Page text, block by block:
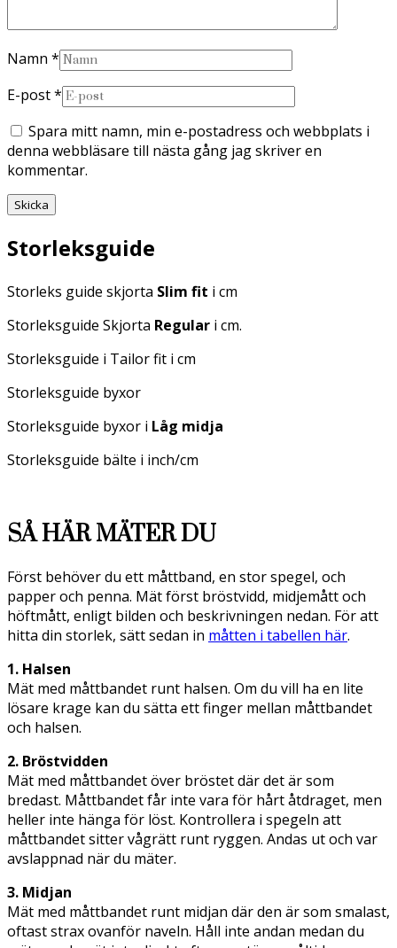
Namn *
E-post*
Spara mitt namn, min e-postadress och webbplats i
denna webbläsare till nästa gång jag skriver en
kommentar.
Storleksguide
Storleks guide skjorta Slim fit i cm
Storleksguide Skjorta Regular i cm.
Storleksguide i Tailor fit i cm
Storleksguide byxor
Storleksguide byxor i Låg midja
Storleksguide bälte i inch/cm
SÅ HÄR MÄTER DU
Först behöver du ett måttband, en stor spegel, och
papper och penna. Mät först bröstvidd, midjemått och
höftmått, enligt bilden och beskrivningen nedan. För att
hitta din storlek, sätt sedan in måtten i tabellen här.
1. Halsen
Mät med måttbandet runt halsen. Om du vill ha en lite
lösare krage kan du sätta ett finger mellan måttbandet
och halsen.
2. Bröstvidden
Mät med måttbandet över bröstet där det är som
bredast. Måttbandet får inte vara för hårt åtdraget, men
heller inte hänga för löst. Kontrollera i spegeln att
måttbandet sitter vågrätt runt ryggen. Andas ut och var
avslappnad när du mäter.
3. Midjan
Mät med måttbandet runt midjan där den är som smalast,
oftast strax ovanför naveln. Håll inte andan medan du